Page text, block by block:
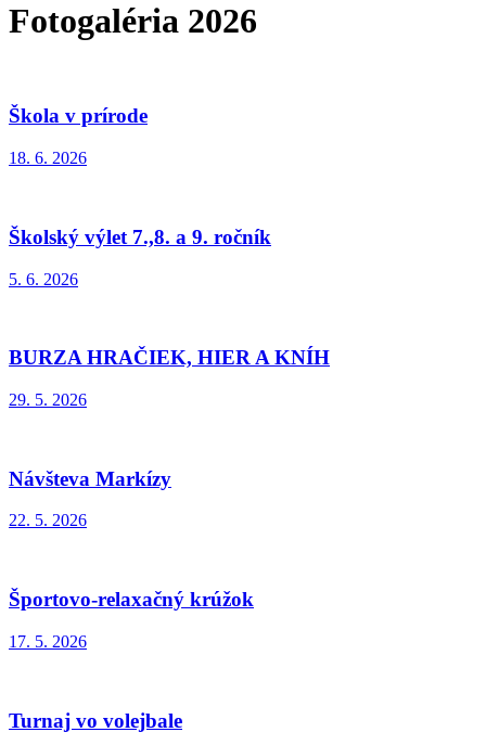
Fotogaléria 2026
Škola v prírode
18. 6. 2026
Školský výlet 7.,8. a 9. ročník
5. 6. 2026
BURZA HRAČIEK, HIER A KNÍH
29. 5. 2026
Návšteva Markízy
22. 5. 2026
Športovo-relaxačný krúžok
17. 5. 2026
Turnaj vo volejbale